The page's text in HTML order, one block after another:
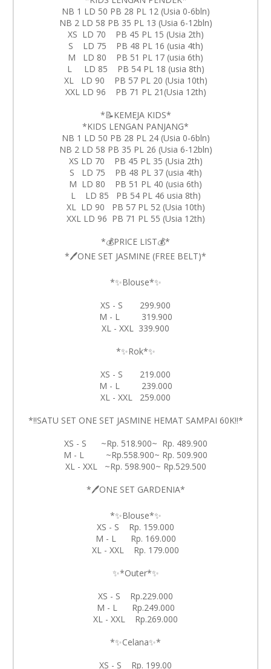
NB 1 LD 50 PB 28 PL 12 (Usia 0-6bln)
NB 2 LD 58 PB 35 PL 13 (Usia 6-12bln)
XS LD 70 PB 45 PL 15 (Usia 2th)
S LD 75 PB 48 PL 16 (usia 4th)
M LD 80 PB 51 PL 17 (usia 6th)
L LD 85 PB 54 PL 18 (usia 8th)
XL LD 90 PB 57 PL 20 (Usia 10th)
XXL LD 96 PB 71 PL 21(Usia 12th)
*📝KEMEJA KIDS*
*KIDS LENGAN PANJANG*
NB 1 LD 50 PB 28 PL 24 (Usia 0-6bln)
NB 2 LD 58 PB 35 PL 26 (Usia 6-12bln)
XS LD 70 PB 45 PL 35 (Usia 2th)
S LD 75 PB 48 PL 37 (usia 4th)
M LD 80 PB 51 PL 40 (usia 6th)
L LD 85 PB 54 PL 46 usia 8th)
XL LD 90 PB 57 PL 52 (Usia 10th)
XXL LD 96 PB 71 PL 55 (Usia 12th)
*💰PRICE LIST💰*
*🖊️ONE SET JASMINE (FREE BELT)*
*✨Blouse*✨
XS - S 299.900
M - L 319.900
XL - XXL 339.900
*✨Rok*✨
XS - S 219.000
M - L 239.000
XL - XXL 259.000
*‼️SATU SET ONE SET JASMINE HEMAT SAMPAI 60K‼️*
XS - S ~Rp. 518.900~ Rp. 489.900
M - L ~Rp.558.900~ Rp. 509.900
XL - XXL ~Rp. 598.900~ Rp.529.500
*🖊️ONE SET GARDENIA*
*✨Blouse*✨
XS - S Rp. 159.000
M - L Rp. 169.000
XL - XXL Rp. 179.000
✨*Outer*✨
XS - S Rp.229.000
M - L Rp.249.000
XL - XXL Rp.269.000
*✨Celana✨*
XS - S Rp. 199.00